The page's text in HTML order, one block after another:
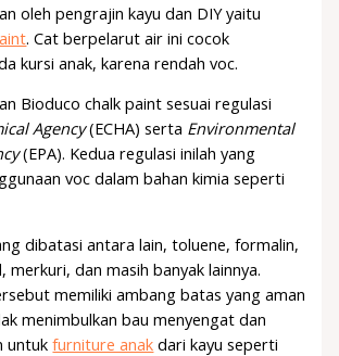
oleh pengrajin kayu dan DIY yaitu
. Cat berpelarut air ini cocok
kursi anak, karena rendah voc.
Bioduco chalk paint sesuai regulasi
Agency(ECHA) serta Environmental
(EPA). Kedua regulasi inilah yang
voc dalam bahan kimia seperti
dibatasi antara lain, toluene, formalin,
merkuri, dan masih banyak lainnya.
memiliki ambang batas yang aman
menimbulkan bau menyengat dan
untukfurniture anak dari kayu seperti